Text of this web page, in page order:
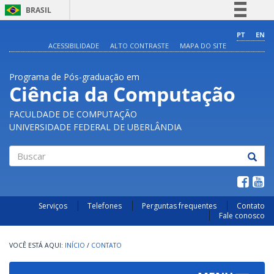
BRASIL
Comunica BR
Acesso à informação
Legislação
PT
EN
ACESSIBILIDADE
ALTO CONTRASTE MAPA DO SITE
Programa de Pós-graduação em
Ciência da Computação
FACULDADE DE COMPUTAÇÃO
UNIVERSIDADE FEDERAL DE UBERLÂNDIA
Serviços Telefones Perguntas frequentes
Contato
Fale conosco
INÍCIO / CONTATO